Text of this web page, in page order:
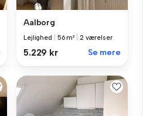
Aalborg
Lejlighed 56 m² 2 værelser
5.229 kr Se mere